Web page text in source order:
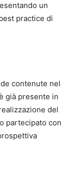
un
practice di
contenute nel
già presente in
del
partecipato con